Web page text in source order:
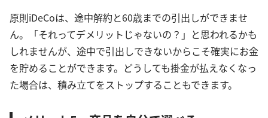
原則iDeCoは、途中解約と60歳までの引出しができませ
ん。「それってデメリットじゃないの？」と思われるかも
しれませんが、途中で引出しできないからこそ確実にお金
を貯めることができます。どうしても掛金が払えなくなっ
た場合は、積み立てをストップすることもできます。